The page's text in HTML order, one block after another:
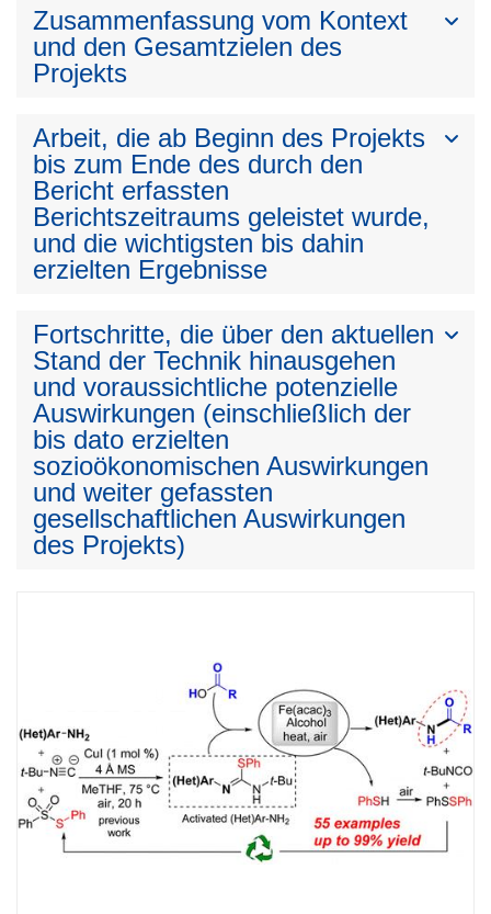
Zusammenfassung vom Kontext
und den Gesamtzielen des
Projekts
Arbeit, die ab Beginn des Projekts
bis zum Ende des durch den
Bericht erfassten
Berichtszeitraums geleistet wurde,
und die wichtigsten bis dahin
erzielten Ergebnisse
Fortschritte, die über den aktuellen
Stand der Technik hinausgehen
und voraussichtliche potenzielle
Auswirkungen (einschließlich der
bis dato erzielten
sozioökonomischen Auswirkungen
und weiter gefassten
gesellschaftlichen Auswirkungen
des Projekts)